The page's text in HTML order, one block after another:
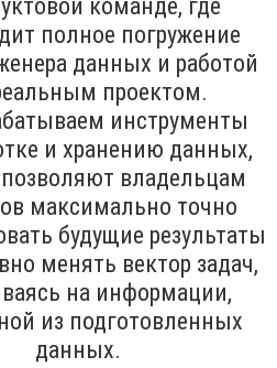
команде, где
полное погружение
данных и работой
проектом.
инструменты
и хранению данных,
владельцам
максимально точно
будущие результаты
менять вектор задач,
на информации,
из подготовленных
данных.